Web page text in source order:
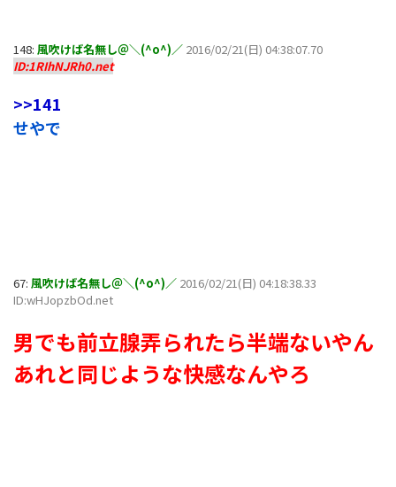
148: 風吹けば名無し＠＼(^o^)／ 2016/02/21(日) 04:38:07.70
ID:1RIhNJRh0.net
>>141
せやで
67: 風吹けば名無し＠＼(^o^)／ 2016/02/21(日) 04:18:38.33
ID:wHJopzbOd.net
男でも前立腺弄られたら半端ないやん
あれと同じような快感なんやろ